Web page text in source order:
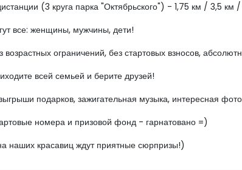
(3 круга парка "Октябрьского") - 1,75 км / 3,5 км
все: женщины, мужчины, дети!
возрастных ограничений, без стартовых взносов,
всей семьей и берите друзей!
подарков, зажигательная музыка, интересная
номера и призовой фонд - гарнатовано =)
наших красавиц ждут приятные сюрпризы!)